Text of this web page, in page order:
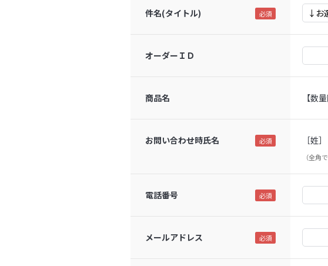
件名(タイトル)
オーダーＩＤ
商品名 【数
お問い合わせ時氏名 ［姓］
（全角
電話番号
メールアドレス